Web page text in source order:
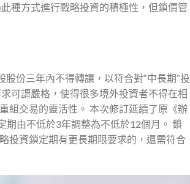
種方式進行戰略投資的積極性，但鎖價管
份三年內不得轉讓，以符合對“中長期”投
可謂嚴格，使得很多境外投資者不得在相
組交易的靈活性。 本次修訂延續了原《辦
期由不低於3年調整為不低於12個月。 鎖
投資鎖定期有更長期限要求的，還需符合